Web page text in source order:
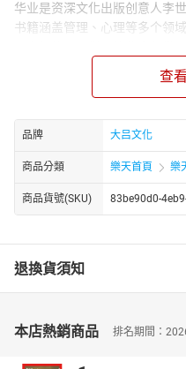
华业是资深文化出版创意人李
书籍涵盖管理、心理等多个领
到的各类书籍，以华业为笔名
如聚焦个人魅力提升的《气场
群体的《中国学生不可不玩的
维锻炼需求，进一步拓展了其
查
品牌 大吕文化
商品分類 樂天首頁 樂
商品貨號(SKU) 83be90d0-
退換貨須知
本店熱銷商品 排名期間：